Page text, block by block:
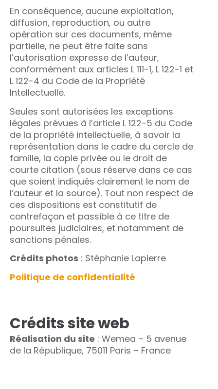
En conséquence, aucune exploitation,
diffusion, reproduction, ou autre
opération sur ces documents, même
partielle, ne peut être faite sans
l’autorisation expresse de l’auteur,
conformément aux articles L 111-1, L 122-1 et
L 122-4 du Code de la Propriété
Intellectuelle.
Seules sont autorisées les exceptions
légales prévues à l’article L 122-5 du Code
de la propriété intellectuelle, à savoir la
représentation dans le cadre du cercle de
famille, la copie privée ou le droit de
courte citation (sous réserve dans ce cas
que soient indiqués clairement le nom de
l’auteur et la source). Tout non respect de
ces dispositions est constitutif de
contrefaçon et passible à ce titre de
poursuites judiciaires, et notamment de
sanctions pénales.
Crédits photos : Stéphanie Lapierre
Politique de confidentialité
Crédits site web
Réalisation du site : Wemea – 5 avenue
de la République, 75011 Paris – France